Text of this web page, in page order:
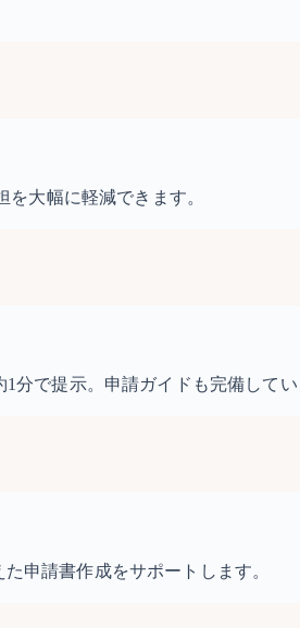
大幅に軽減できます。
で提示。申請ガイドも完備してい
申請書作成をサポートします。